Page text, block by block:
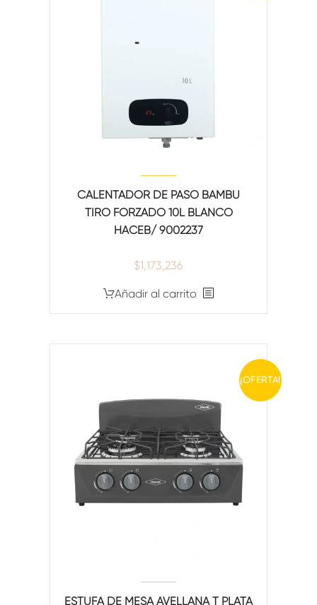
CALENTADOR DE PASO BAMBÚ
TIRO FORZADO 10L BLANCO
HACEB/ 9002237
$1,173,236
Añadir al carrito
¡OFERTA!
ESTUFA DE MESA AVELLANA T PLATA